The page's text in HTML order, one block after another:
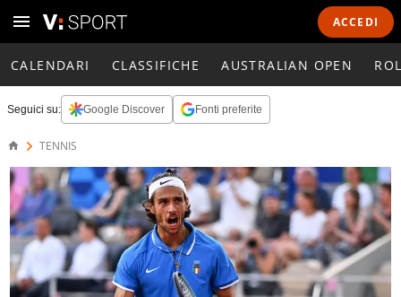
ACCEDI
CALENDARI CLASSIFICHE AUSTRALIAN OPEN
Seguici su: Google Discover Fonti preferite
TENNIS